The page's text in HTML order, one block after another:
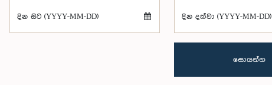
දින සිට (YYYY-MM-DD) දින දක්වා (YYYY-MM-DD)
සොයන්න